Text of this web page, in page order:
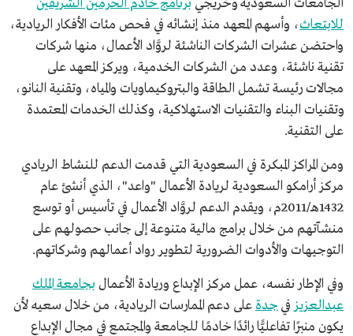
الجامعات السعودية وخريجي برنامج خادم الحرمين الشريفين
للابتعاث، وأسهم المعهد منذ إنشائه في فحص مئات الأفكار الريادية،
واحتضن عشرات الشركات الناشئة لروَّاد الأعمال، منها شركات
تقنية ناشئة، وعدد من الشركات الخدمية، ويركز المعهد على
مجالات رئيسة تشمل الطاقة والبتروكيماويات والمياه، وتقنية النانو،
وتقنيات البناء والتقنيات الاستهلاكية، وكذلك الخدمات المعتمدة
على التقنية.
ومن المراكز المبكرة في السعودية التي قدمت الدعم للنشاط الريادي
مركز أرامكو السعودية لريادة الأعمال "واعد"، الذي أنشئ عام
1432هـ/2011م، ويقدم الدعم لروَّاد الأعمال في تأسيس أو توسع
منشآتهم من خلال برامج مالية متنوعة إلى جانب حصولهم على
التوجيهات والأدوات الضرورية لتطوير رواد أعمالهم وشركاتهم.
وفي الإطار نفسه، عمل مركز الإبداع وريادة الأعمال بجامعة الملك
عبدالعزيز في جدة على دعم الممارسات الريادية، من خلال سعيه لأن
يكون منبرًا تفاعليًّا رائدًا خادمًا للجامعة والمجتمع في مجال الإبداع